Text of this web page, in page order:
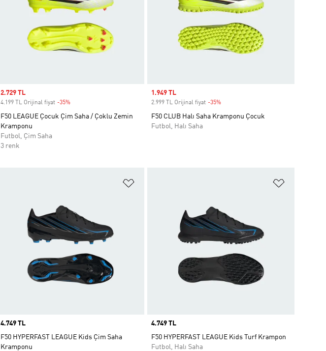
Sale price
2.729 TL
4.199 TL Orijinal fiyat -35%
F50 LEAGUE Çocuk Çim Saha / Çoklu Zemin
Kramponu
Futbol, Çim Saha
3 renk
Sale price
1.949 TL
2.999 TL Orijinal fiyat -35%Discount
F50 CLUB Halı Saha Kramponu Çocuk
Futbol, Halı Saha
Price
4.749 TL
F50 HYPERFAST LEAGUE Kids Çim Saha
Kramponu
Price
4.749 TL
F50 HYPERFAST LEAGUE Kids Turf Krampon
Futbol, Halı Saha